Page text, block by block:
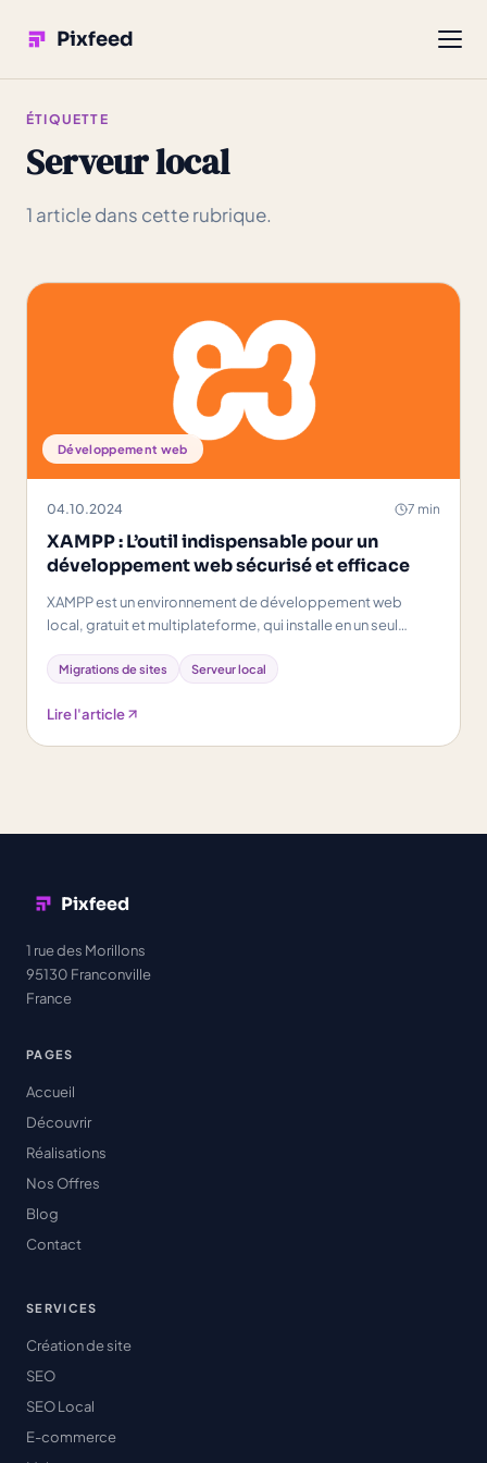
Pixfeed
ÉTIQUETTE
Serveur local
1 article dans cette rubrique.
Développement web
04.10.2024 7 min
XAMPP : L’outil indispensable pour un
développement web sécurisé et efficace
XAMPP est un environnement de développement web
local, gratuit et multiplateforme, qui installe en un seul
Migrations de sites Serveur local
Lire l'article
Pixfeed
1 rue des Morillons
95130 Franconville
France
PAGES
Accueil
Découvrir
Réalisations
Nos Offres
Blog
Contact
SERVICES
Création de site
SEO
SEO Local
E-commerce